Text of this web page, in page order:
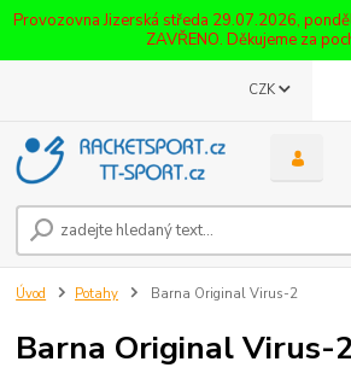
Provozovna Jizerská středa 29.07.2026,
ZAVŘENO. Děkujeme za
CZK
Úvod Potahy Barna Original Virus-2
Barna Original Virus-2